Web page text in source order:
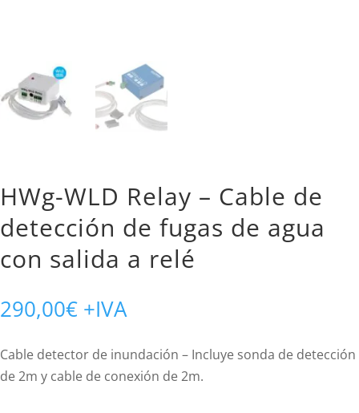
HWg-WLD Relay – Cable de
detección de fugas de agua
con salida a relé
290,00€ +IVA
Cable detector de inundación – Incluye sonda de detección
de 2m y cable de conexión de 2m.